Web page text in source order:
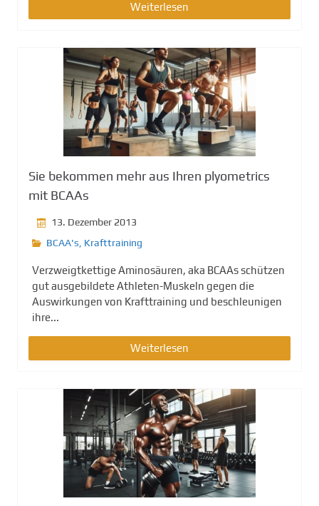
Weiterlesen
Sie bekommen mehr aus Ihren plyometrics
mit BCAAs
13. Dezember 2013
BCAA's, Krafttraining
Verzweigtkettige Aminosäuren, aka BCAAs schützen
gut ausgebildete Athleten-Muskeln gegen die
Auswirkungen von Krafttraining und beschleunigen
ihre...
Weiterlesen